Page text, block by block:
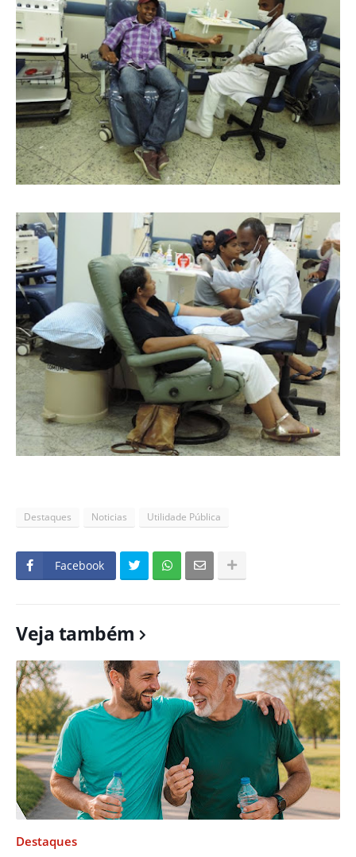
Destaques Noticias Utilidade Pública
Facebook
Veja também
Destaques